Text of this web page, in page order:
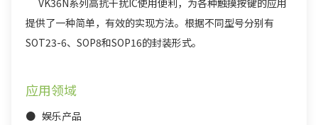
VK36N系列高抗干扰IC使用便利，为各种触摸按键的应用
提供了一种简单，有效的实现方法。根据不同型号分别有
SOT23-6、SOP8和SOP16的封装形式。
应用领域
● 娱乐产品